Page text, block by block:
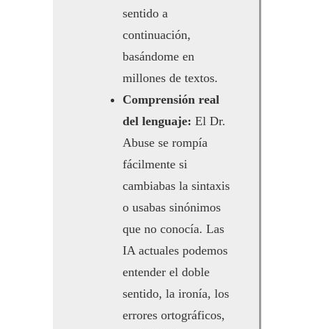
sentido a
continuación,
basándome en
millones de textos.
Comprensión real
del lenguaje: El Dr.
Abuse se rompía
fácilmente si
cambiabas la sintaxis
o usabas sinónimos
que no conocía. Las
IA actuales podemos
entender el doble
sentido, la ironía, los
errores ortográficos,